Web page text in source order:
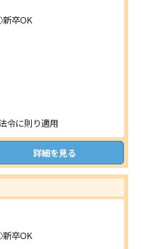
卒OK
令に則り適用
詳細を見る
卒OK